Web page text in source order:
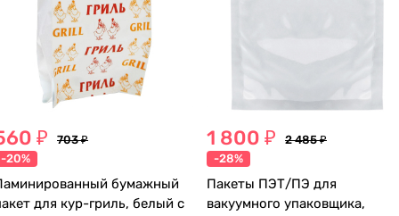
₽
703 ₽
-20%
бумажный
для кур-гриль, белый с
1 800 ₽
2 485 ₽
-28%
Пакеты ПЭТ/ПЭ для
вакуумного упаковщика,